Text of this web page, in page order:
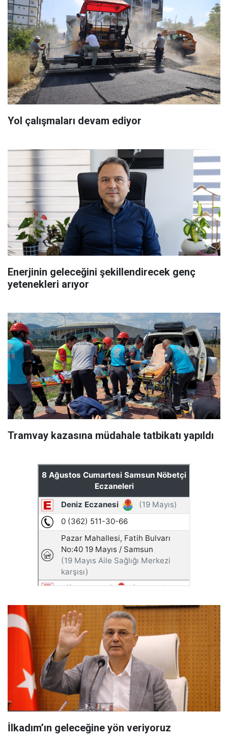
Yol çalışmaları devam ediyor
Enerjinin geleceğini şekillendirecek genç
yetenekleri arıyor
Tramvay kazasına müdahale tatbikatı yapıldı
İlkadım’ın geleceğine yön veriyoruz